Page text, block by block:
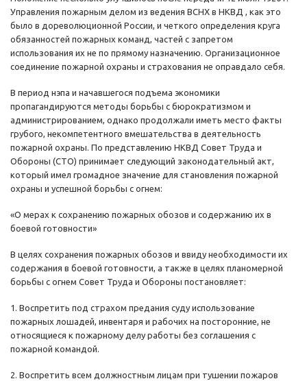
Управления пожарным делом из ведения ВСНХ в НКВД , как это
было в дореволюционной России, и четкого определения круга
обязанностей пожарных команд, частей с запретом
использования их не по прямому назначению. Организационное
соединение пожарной охраны и страхования не оправдало себя.
В период нэпа и начавшегося подъема экономики
пропагандируются методы борьбы с бюрократизмом и
администрированием, однако продолжали иметь место факты
грубого, некомпетентного вмешательства в деятельность
пожарной охраны. По представлению НКВД Совет Труда и
Обороны (СТО) принимает следующий законодательный акт,
который имел громадное значение для становления пожарной
охраны и успешной борьбы с огнем:
«О мерах к сохранению пожарных обозов и содержанию их в
боевой готовности»
В целях сохранения пожарных обозов и ввиду необходимости их
содержания в боевой готовности, а также в целях планомерной
борьбы с огнем Совет Труда и Обороны постановляет:
1. Воспретить под страхом предания суду использование
пожарных лошадей, инвентаря и рабочих на посторонние, не
относящиеся к пожарному делу работы без соглашения с
пожарной командой.
2. Воспретить всем должностным лицам при тушении пожаров